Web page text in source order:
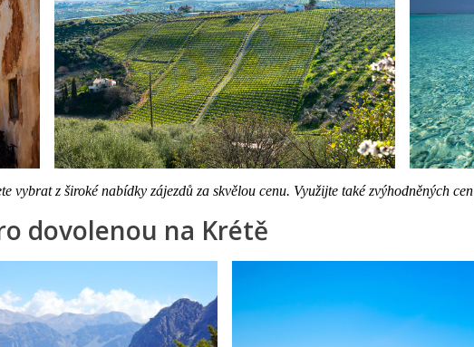
vybrat z široké nabídky zájezdů za skvělou cenu. Využijte také zvýhodněných cen
dovolenou na Krétě